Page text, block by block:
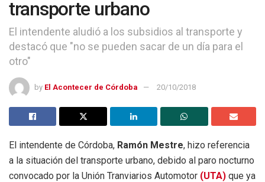
transporte urbano
El intendente aludió a los subsidios al transporte y
destacó que "no se pueden sacar de un día para el
otro"
by El Acontecer de Córdoba 20/10/2018
El intendente de Córdoba, Ramón Mestre, hizo referencia
a la situación del transporte urbano, debido al paro nocturno
convocado por la Unión Tranviarios Automotor (UTA) que ya